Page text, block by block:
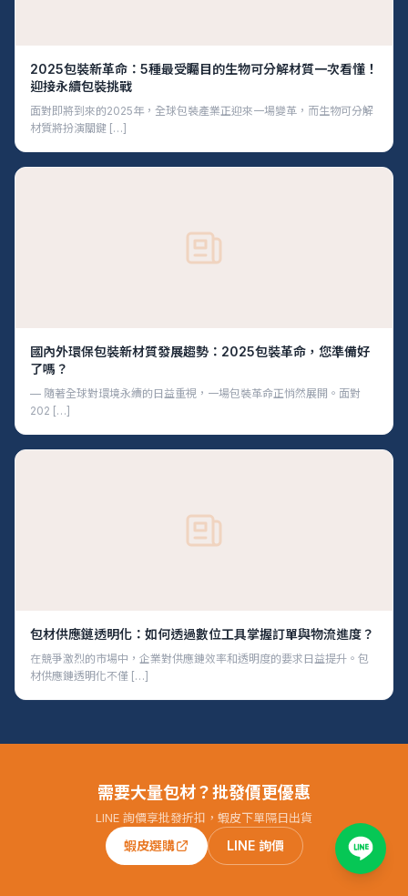
2025包裝新革命：5種最受矚目的生物可分解材質一次看懂！
迎接永續包裝挑戰
面對即將到來的2025年，全球包裝產業正迎來一場變革，而生物可分解
材質將扮演關鍵 […]
國內外環保包裝新材質發展趨勢：2025包裝革命，您準備好
了嗎？
— 隨著全球對環境永續的日益重視，一場包裝革命正悄然展開。面對
202 […]
包材供應鏈透明化：如何透過數位工具掌握訂單與物流進度？
在競爭激烈的市場中，企業對供應鏈效率和透明度的要求日益提升。包
材供應鏈透明化不僅 […]
需要大量包材？批發價更優惠
LINE 詢價享批發折扣，蝦皮下單隔日出貨
蝦皮選購 LINE 詢價